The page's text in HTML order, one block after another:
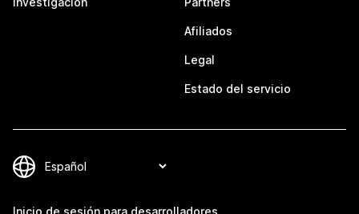
Afiliados
Legal
Estado del servicio
Inicio de sesión para desarrolladores